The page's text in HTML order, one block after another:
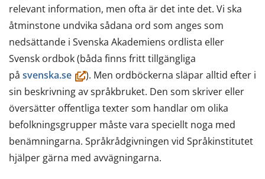
relevant information, men ofta är det inte det. Vi ska
åtminstone undvika sådana ord som anges som
nedsättande i Svenska Akademiens ordlista eller
Svensk ordbok (båda finns fritt tillgängliga
på svenska.se(öppnas
i
ett
nytt
fönster,
du
). Men ordböckerna släpar alltid efter i
sin beskrivning av språkbruket. Den som skriver eller
översätter offentliga texter som handlar om olika
befolkningsgrupper måste vara speciellt noga med
benämningarna. Språkrådgivningen vid Språkinstitutet
hjälper gärna med avvägningarna.